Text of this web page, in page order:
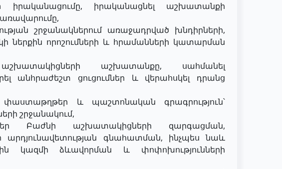
իրականացումը, իրականացնել աշխատանքի
շրջանակներում առաջադրված խնդիրների,
ներքին որոշումների և հրամանների կատարման
աշխատանքը, սահմանել
անհրաժեշտ ցուցումներ և վերահսկել դրանց
և պաշտոնական գրագրություն՝
շրջանակում,
Բաժնի աշխատակիցների զարգացման,
գնահատման, ինչպես նաև
կազմի ձևավորման և փոփոխությունների